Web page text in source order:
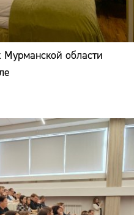
области